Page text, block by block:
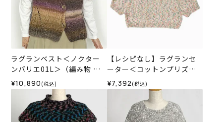
ラグランベスト＜ノクター
ンバリエ01L＞（編み物 材
料セット）
¥10,890 (税込)
【レシピなし】ラグランセ
ーター＜コットンプリズム0
2P＞（編み物 材料セット）
¥7,392 (税込)